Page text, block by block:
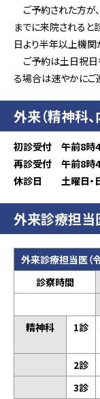
ご予約された方が
までに来院されると
日より半年以上機関
ご予約は土日祝日
る場合は速やかにご
外来（精神科
初診受付 午前8時
再診受付 午前8時
休診日 土曜日・日
外来診療担当
外来診療担当医（
診察時間
精神科
1診
2診
3診